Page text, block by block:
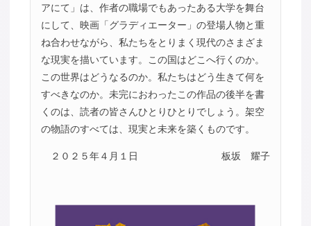
アにて」は、作者の職場でもあったある大学を舞台
にして、映画「グラディエーター」の登場人物と重
ね合わせながら、私たちをとりまく現代のさまざま
な現実を描いています。この国はどこへ行くのか。
この世界はどうなるのか。私たちはどう生きて何を
すべきなのか。未完におわったこの作品の後半を書
くのは、読者の皆さんひとりひとりでしょう。架空
の物語のすべては、現実と未来を築くものです。
２０２５年４月１日 板坂 耀子